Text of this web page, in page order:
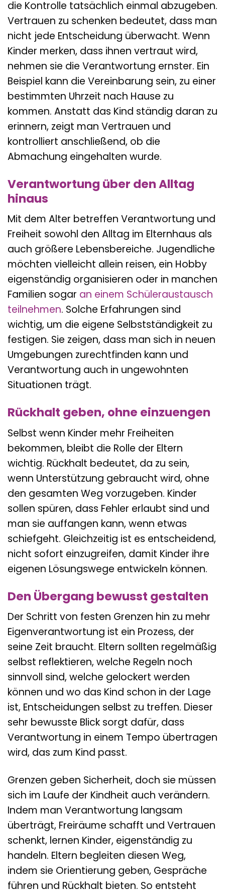
die Kontrolle tatsächlich einmal abzugeben.
Vertrauen zu schenken bedeutet, dass man
nicht jede Entscheidung überwacht. Wenn
Kinder merken, dass ihnen vertraut wird,
nehmen sie die Verantwortung ernster. Ein
Beispiel kann die Vereinbarung sein, zu einer
bestimmten Uhrzeit nach Hause zu
kommen. Anstatt das Kind ständig daran zu
erinnern, zeigt man Vertrauen und
kontrolliert anschließend, ob die
Abmachung eingehalten wurde.
Verantwortung über den Alltag
hinaus
Mit dem Alter betreffen Verantwortung und
Freiheit sowohl den Alltag im Elternhaus als
auch größere Lebensbereiche. Jugendliche
möchten vielleicht allein reisen, ein Hobby
eigenständig organisieren oder in manchen
Familien sogar an einem Schüleraustausch
teilnehmen. Solche Erfahrungen sind
wichtig, um die eigene Selbstständigkeit zu
festigen. Sie zeigen, dass man sich in neuen
Umgebungen zurechtfinden kann und
Verantwortung auch in ungewohnten
Situationen trägt.
Rückhalt geben, ohne einzuengen
Selbst wenn Kinder mehr Freiheiten
bekommen, bleibt die Rolle der Eltern
wichtig. Rückhalt bedeutet, da zu sein,
wenn Unterstützung gebraucht wird, ohne
den gesamten Weg vorzugeben. Kinder
sollen spüren, dass Fehler erlaubt sind und
man sie auffangen kann, wenn etwas
schiefgeht. Gleichzeitig ist es entscheidend,
nicht sofort einzugreifen, damit Kinder ihre
eigenen Lösungswege entwickeln können.
Den Übergang bewusst gestalten
Der Schritt von festen Grenzen hin zu mehr
Eigenverantwortung ist ein Prozess, der
seine Zeit braucht. Eltern sollten regelmäßig
selbst reflektieren, welche Regeln noch
sinnvoll sind, welche gelockert werden
können und wo das Kind schon in der Lage
ist, Entscheidungen selbst zu treffen. Dieser
sehr bewusste Blick sorgt dafür, dass
Verantwortung in einem Tempo übertragen
wird, das zum Kind passt.
Grenzen geben Sicherheit, doch sie müssen
sich im Laufe der Kindheit auch verändern.
Indem man Verantwortung langsam
überträgt, Freiräume schafft und Vertrauen
schenkt, lernen Kinder, eigenständig zu
handeln. Eltern begleiten diesen Weg,
indem sie Orientierung geben, Gespräche
führen und Rückhalt bieten. So entsteht